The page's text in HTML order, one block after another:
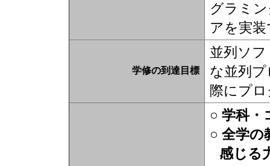
グラミ
アを実
学修の到達目標
並列ソ
な並列
際にプ
○ 学科・
○ 全学の
感じる